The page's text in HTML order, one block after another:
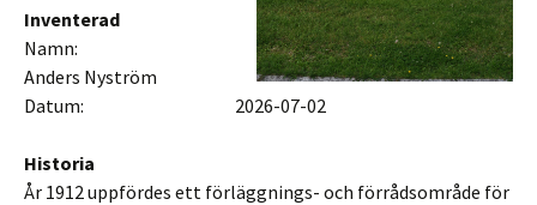
Inventerad
Namn:
Anders Nyström
Datum: 2026-07-02
Historia
År 1912 uppfördes ett förläggnings- och förrådsområde för